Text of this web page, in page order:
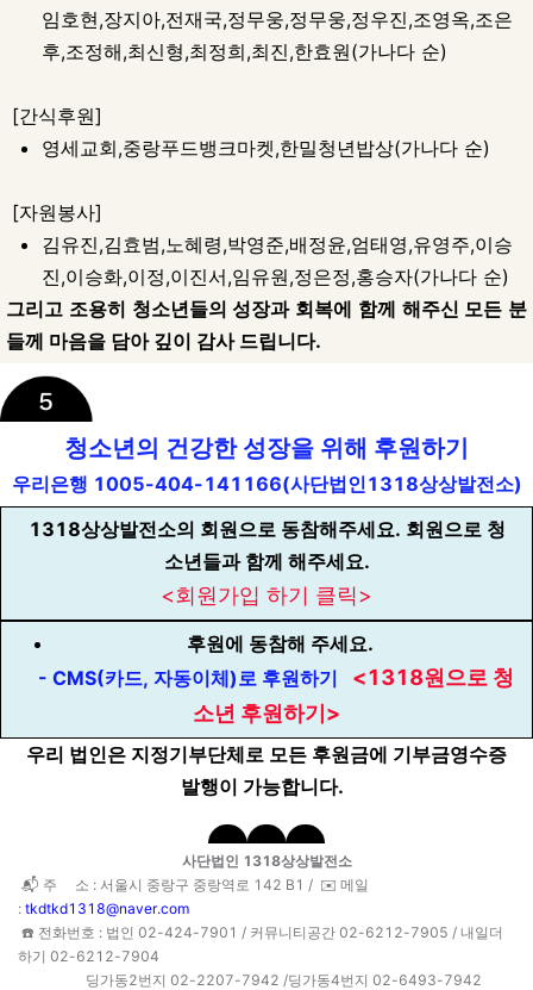
임호현,장지아,전재국,정무웅,정무웅,정우진,조영옥,조은
후,조정해,최신형,최정희,최진,한효원(가나다 순)
[간식후원]
영세교회,중랑푸드뱅크마켓,한밀청년밥상(가나다 순)
[자원봉사]
김유진,김효범,노혜령,박영준,배정윤,엄태영,유영주,이승
진,이승화,이정,이진서,임유원,정은정,홍승자(가나다 순)
그리고 조용히 청소년들의 성장과 회복에 함께 해주신 모든 분
들께 마음을 담아 깊이 감사 드립니다.
청소년의 건강한 성장을 위해 후원하기
우리은행 1005-404-141166(사단법인1318상상발전소)
1318상상발전소의 회원으로 동참해주세요. 회원으로 청
소년들과 함께 해주세요.
<회원가입 하기 클릭>
후원에 동참해 주세요.
- CMS(카드, 자동이체)로 후원하기
<1318원으로 청
소년 후원하기>
우리 법인은 지정기부단체로 모든 후원금에 기부금영수증
발행이 가능합니다.
사단법인 1318상상발전소
📬 주 소 : 서울시 중랑구 중랑역로 142 B1 / ✉️ 메일
: tkdtkd1318@naver.com
☎️ 전화번호 : 법인 02-424-7901 / 커뮤니티공간 02-6212-7905 / 내일더
하기 02-6212-7904
딩가동2번지 02-2207-7942 /딩가동4번지 02-6493-7942